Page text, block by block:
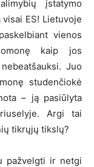
įstatymo
ES! Lietuvoje
vienos
kaip jos
Juo
studenčiokė
– ją pasiūlyta
Argi tai
tikrųjų tikslų?
pažvelgti ir netgi